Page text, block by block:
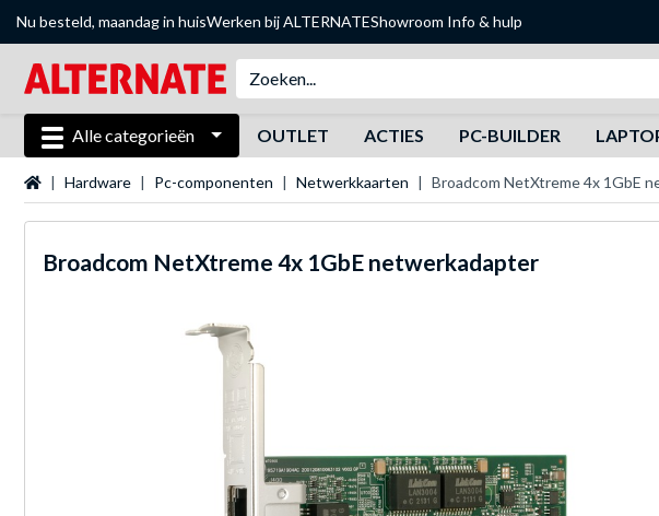
Nu besteld, maandag in huisWerken bij ALTERNATEShowroom Info & hulp
Alle categorieën OUTLET ACTIES PC-BUILDER
Startpagina
Hardware Pc-componenten Netwerkkaarten Broadcom NetXtreme 4x 1GbE
Broadcom NetXtreme 4x 1GbE netwerkadapter